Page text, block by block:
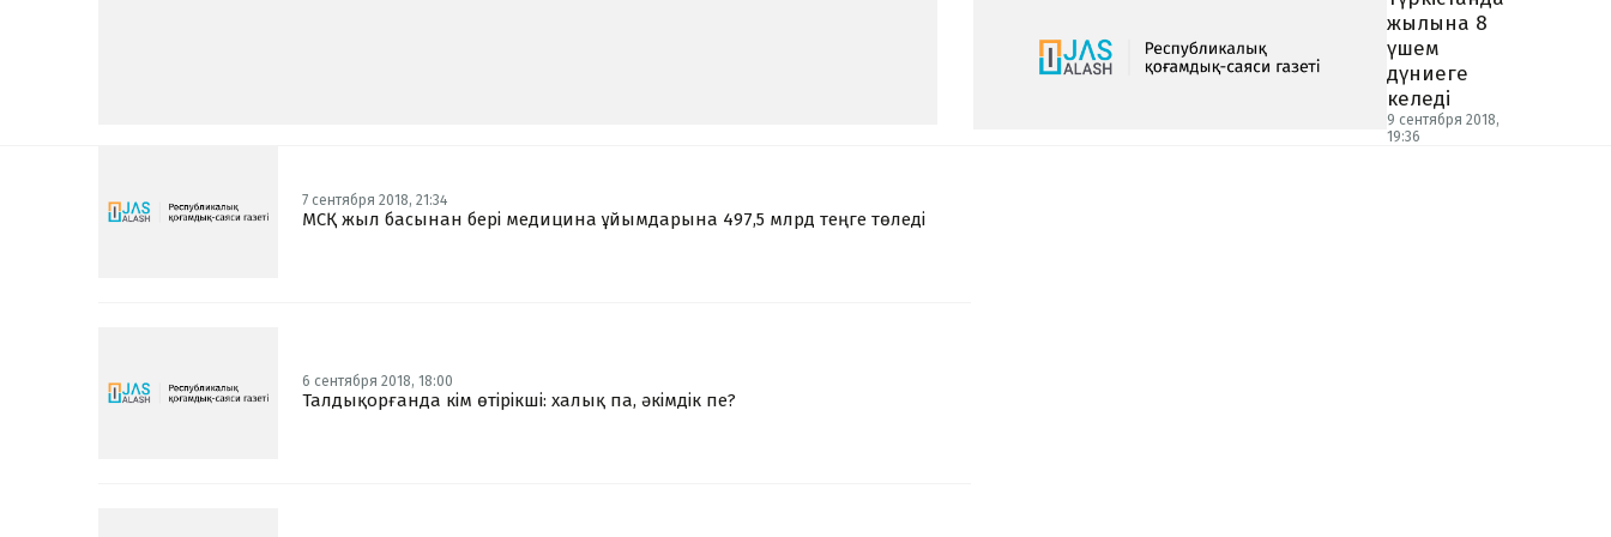
9 сентября 2018,
19:36
жылына 8
үшем
дүниеге
келеді
7 сентября 2018, 21:34
МСҚ жыл басынан бері медицина ұйымдарына 497,5 млрд теңге төледі
6 сентября 2018, 18:00
Талдықорғанда кім өтірікші: халық па, әкімдік пе?